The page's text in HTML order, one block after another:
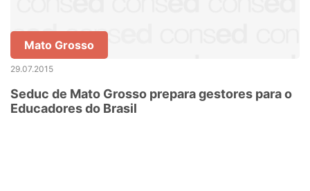
Mato Grosso
29.07.2015
Seduc de Mato Grosso prepara gestores para o
Educadores do Brasil